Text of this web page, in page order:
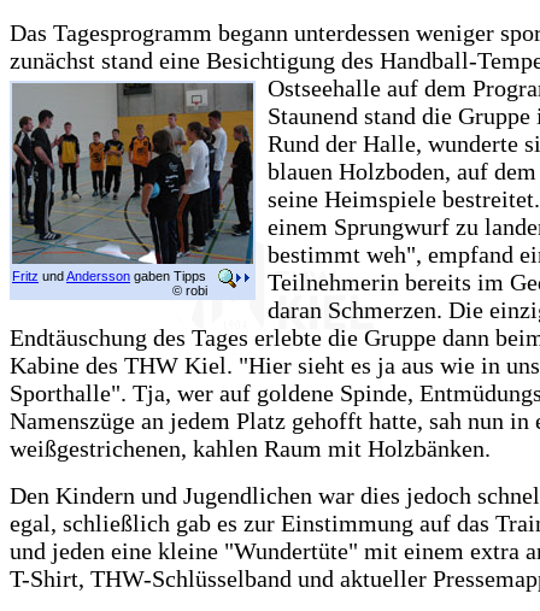
Das Tagesprogramm begann unterdessen weniger
zunächst stand eine Besichtigung des Handball-
Ostseehalle auf dem
Fritz undAndersson gaben Tipps
© robi
Staunend stand die
Rund der Halle, wunderte
blauen Holzboden, auf
seine Heimspiele
einem Sprungwurf zu
bestimmt weh", empfand
Teilnehmerin bereits im
daran Schmerzen. Die
Endtäuschung des Tages erlebte die Gruppe dann
Kabine des THW Kiel. "Hier sieht es ja aus wie in
Sporthalle". Tja, wer auf goldene Spinde,
Namenszüge an jedem Platz gehofft hatte, sah nun in
weißgestrichenen, kahlen Raum mit Holzbänken.
Den Kindern und Jugendlichen war dies jedoch
egal, schließlich gab es zur Einstimmung auf das
und jeden eine kleine "Wundertüte" mit einem extra
T-Shirt, THW-Schlüsselband und aktueller